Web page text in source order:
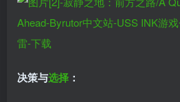
决策与选择 ：